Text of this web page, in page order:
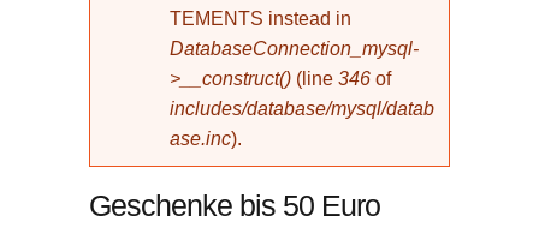
TEMENTS instead in
DatabaseConnection_mysql-
>__construct() (line 346 of
includes/database/mysql/datab
ase.inc).
Geschenke bis 50 Euro